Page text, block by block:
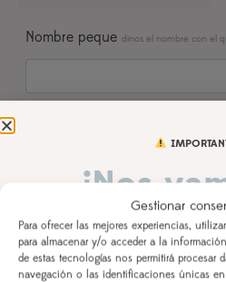
Gestionar
Para ofrecer las mejores experiencias,
para almacenar y/o acceder a la
de estas tecnologías nos permitirá procesar
navegación o las identificaciones únicas
Nombre peque dinos el nombre con el
¡Nos
DEL 3 AL 21